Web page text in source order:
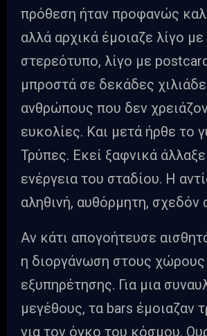
πρόθεση ήταν προφανώς
αλλά αρχικά έμοιαζε λίγο με
στερεότυπο, λίγο με
μπροστά σε δεκάδες
ανθρώπους που δεν
ευκολίες. Και μετά ήρθε το
Τρύπες. Εκεί ξαφνικά
ενέργεια του σταδίου. Η
αληθινή, αυθόρμητη, σχεδόν
Αν κάτι απογοήτευσε
η διοργάνωση στους χώρους
εξυπηρέτησης. Για μια
μεγέθους, τα bars έμοιαζαν
για τον όγκο του κόσμου.